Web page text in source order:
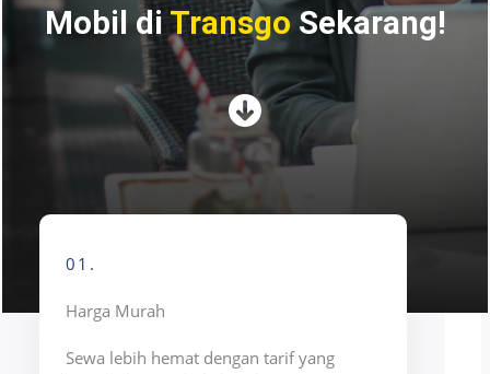
Mobil di Transgo Sekarang!
01.
Harga Murah
Sewa lebih hemat dengan tarif yang